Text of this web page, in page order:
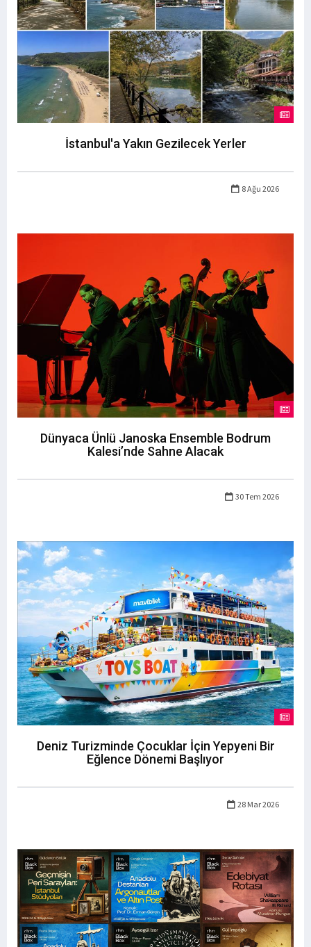
İstanbul'a Yakın Gezilecek Yerler
8 Ağu 2026
Dünyaca Ünlü Janoska Ensemble Bodrum
Kalesi’nde Sahne Alacak
30 Tem 2026
Deniz Turizminde Çocuklar İçin Yepyeni Bir
Eğlence Dönemi Başlıyor
28 Mar 2026